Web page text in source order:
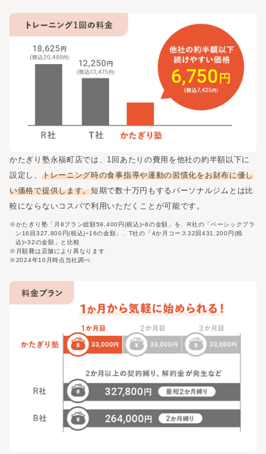
かたぎり塾永福町店では、1回あたりの費用を他社の約半額以下に
設定し、 トレーニング時の食事指導や運動の習慣化をお財布に優し
い価格で提供します。短期で数十万円もするパーソナルジムとは比
較にならないコスパで利用いただくことが可能です。
※かたぎり塾「月8プラン総額59,400円(税込)÷8の金額」を、R社の「ベーシックプラ
ン16回327,800円(税込)÷16の金額」、T社の「4か月コース32回431,200円(税
込)÷32の金額」と比較
※月額費は店舗により異なります
※2024年10月時点当社調べ